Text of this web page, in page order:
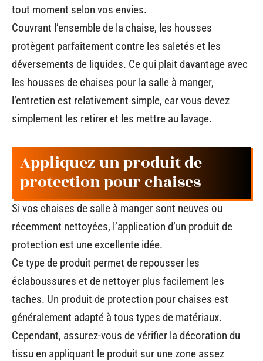
tout moment selon vos envies.
Couvrant l’ensemble de la chaise, les housses
protègent parfaitement contre les saletés et les
déversements de liquides. Ce qui plait davantage avec
les housses de chaises pour la salle à manger,
l’entretien est relativement simple, car vous devez
simplement les retirer et les mettre au lavage.
Appliquez un produit de
protection pour chaises
Si vos chaises de salle à manger sont neuves ou
récemment nettoyées, l’application d’un produit de
protection est une excellente idée.
Ce type de produit permet de repousser les
éclaboussures et de nettoyer plus facilement les
taches. Un produit de protection pour chaises est
généralement adapté à tous types de matériaux.
Cependant, assurez-vous de vérifier la décoration du
tissu en appliquant le produit sur une zone assez